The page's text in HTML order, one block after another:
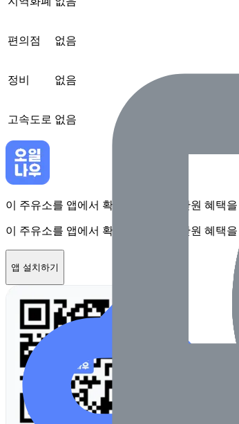
편의점 없음
정비 없음
고속도로 없음
이 주유소를 앱에서 확인하고 최대 1만원 혜택을
이 주유소를 앱에서 확인하고 최대 1만원 혜택을
앱 설치하기